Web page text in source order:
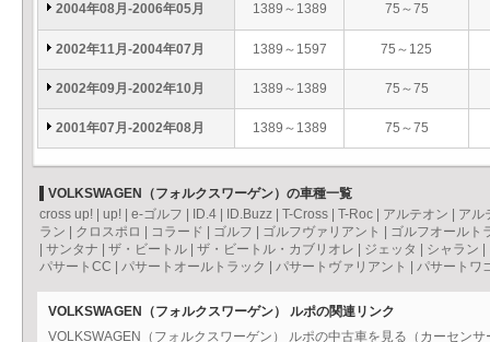
2004年08月-2006年05月 1389～1389 75～75
2002年11月-2004年07月 1389～1597 75～125
2002年09月-2002年10月 1389～1389 75～75
2001年07月-2002年08月 1389～1389 75～75
VOLKSWAGEN（フォルクスワーゲン）の車種一覧
cross up!
up! e-ゴルフ ID.4 ID.Buzz T-Cross T-Roc アルテオン
アル
ラン
クロスポロ コラード ゴルフ ゴルフヴァリアント
ゴルフオールト
サンタナ ザ・ビートル ザ・ビートル・カブリオレ ジェッタ シャラン
パサートCC
パサートオールトラック パサートヴァリアント パサートワ
VOLKSWAGEN（フォルクスワーゲン） ルポの関連リンク
VOLKSWAGEN（フォルクスワーゲン） ルポの中古車を見る（カーセンサ